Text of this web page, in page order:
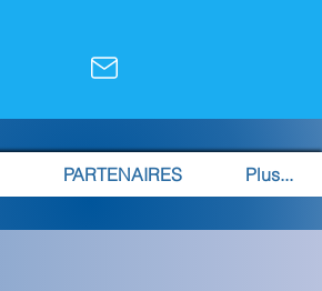
PARTENAIRES Plus...